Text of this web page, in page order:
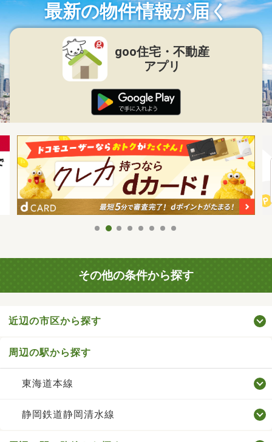
最新の物件情報が届く
goo住宅・不動産
アプリ
その他の条件から探す
近辺の市区から探す
周辺の駅から探す
東海道本線
静岡鉄道静岡清水線